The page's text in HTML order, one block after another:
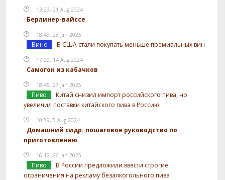
13:29, 21 Aug 2024
Берлинер-вайссе
18:49, 28 Jan 2025
Вино В США стали покупать меньше премиальных вин
17:20, 14 Aug 2024
Самогон из кабачков
18:45, 27 Jan 2025
Пиво
Китай снизил импорт российского пива, но
увеличил поставки китайского пива в Россию
10:39, 5 Aug 2024
Домашний сидр: пошаговое руководство по
приготовлению
16:12, 26 Jan 2025
Пиво
В России предложили ввести строгие
ограничения на рекламу безалкогольного пива